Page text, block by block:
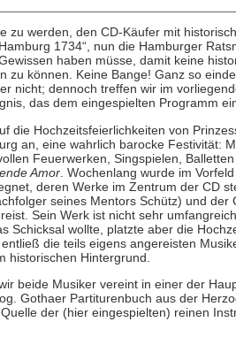
zu werden, den CD-Käufer mit
1734“, nun die Hamburger
haben müsse, damit keine
zu können. Keine Bange! Ganz so
nicht; dennoch treffen wir im
das dem eingespielten Programm
die Hochzeitsfeierlichkeiten von
an, eine wahrlich barocke Festivität:
Feuerwerken, Singspielen,
Amor. Wochenlang wurde im
deren Werke im Zentrum der CD
seines Mentors Schütz) und der
Sein Werk ist nicht sehr
Schicksal wollte, platzte aber die
die teils eigens angereisten
historischen Hintergrund.
beide Musiker vereint in einer der
Gothaer Partiturenbuch aus der
der (hier eingespielten) reinen